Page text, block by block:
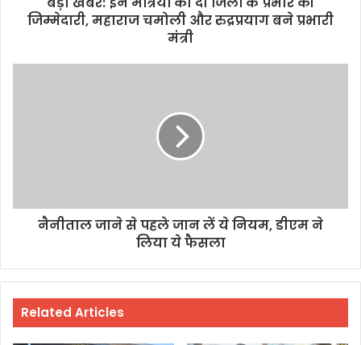
जिम्मेदारी, महाराज चमोली और रुद्रप्रयाग बने प्रभारी
मंत्री
नैनीताल जाने से पहले जान लें ये नियम, डीएम ने
लिया ये फैसला
Related Articles